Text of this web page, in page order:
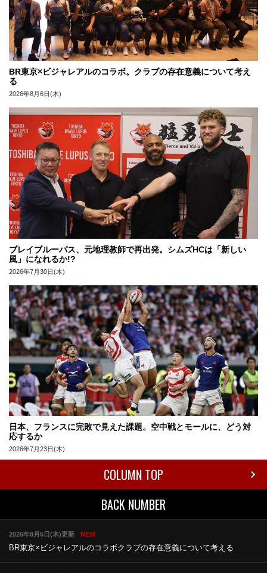
BR東京×ビジャレアルのコラボ。クラブの存在意義について考え
る
2026年8月6日(木)
ブレイブルーパス、元地理教師で再出発。シムズHCは「新しい
風」になれるか!?
2026年7月30日(木)
日本、フランスに完敗で見えた課題。空中戦とモールに、どう対
応するか
2026年7月23日(木)
COLUMN TOP
BACK NUMBER
2026年8月6日(木)更新 NEW
BR東京×ビジャレアルのコラボクラブの存在意義について考える